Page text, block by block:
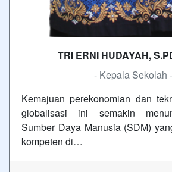
TRI ERNI HUDAYAH,
- Kepala Sekolah -
Kemajuan perekonomian dan
globalisasi ini semakin
Sumber Daya Manusia (SDM)
kompeten di…